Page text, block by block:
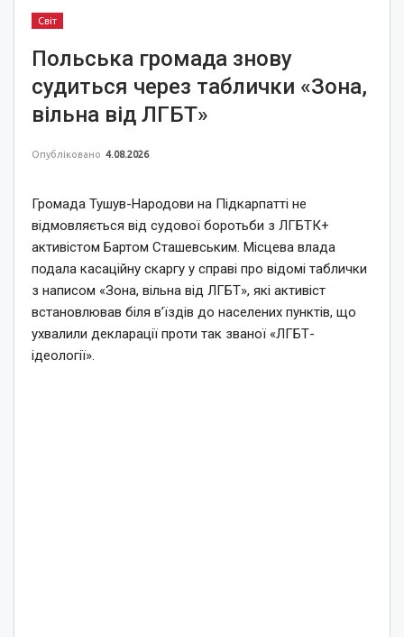
Світ
Польська громада знову
судиться через таблички «Зона,
вільна від ЛГБТ»
Опубліковано 4.08.2026
Громада Тушув-Народови на Підкарпатті не
відмовляється від судової боротьби з ЛГБТК+
активістом Бартом Сташевським. Місцева влада
подала касаційну скаргу у справі про відомі таблички
з написом «Зона, вільна від ЛГБТ», які активіст
встановлював біля в’їздів до населених пунктів, що
ухвалили декларації проти так званої «ЛГБТ-
ідеології».